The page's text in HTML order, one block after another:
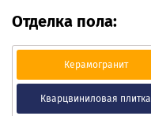
Отделка пола:
Керамогранит
Кварцвиниловая плитка